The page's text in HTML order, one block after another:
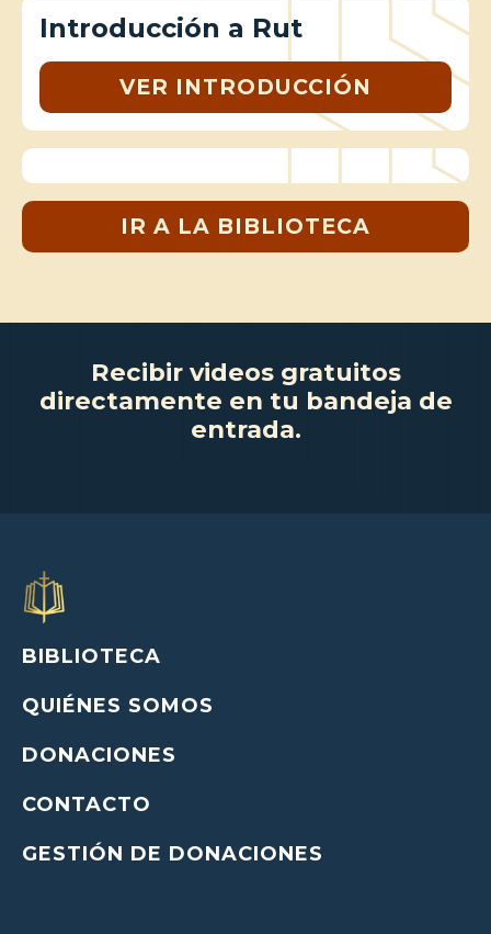
Introducción a Rut
VER INTRODUCCIÓN
IR A LA BIBLIOTECA
Recibir videos gratuitos
directamente en tu bandeja de
entrada.
BIBLIOTECA
QUIÉNES SOMOS
DONACIONES
CONTACTO
GESTIÓN DE DONACIONES